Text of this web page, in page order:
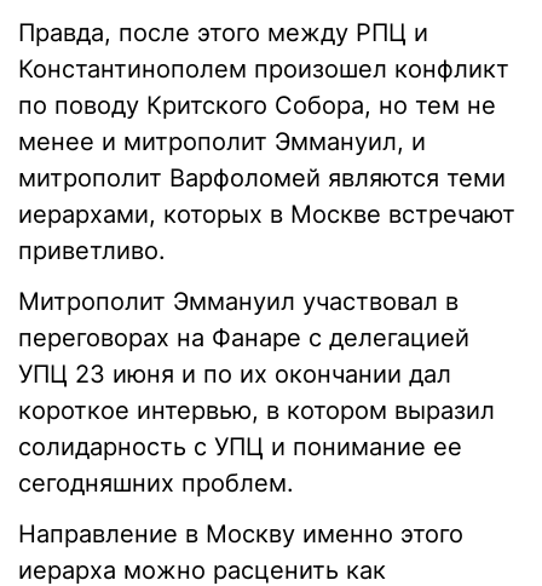
Правда, после этого между РПЦ и
Константинополем произошел конфликт
по поводу Критского Собора, но тем не
менее и митрополит Эммануил, и
митрополит Варфоломей являются теми
иерархами, которых в Москве встречают
приветливо.
Митрополит Эммануил участвовал в
переговорах на Фанаре с делегацией
УПЦ 23 июня и по их окончании дал
короткое интервью, в котором выразил
солидарность с УПЦ и понимание ее
сегодняшних проблем.
Направление в Москву именно этого
иерарха можно расценить как